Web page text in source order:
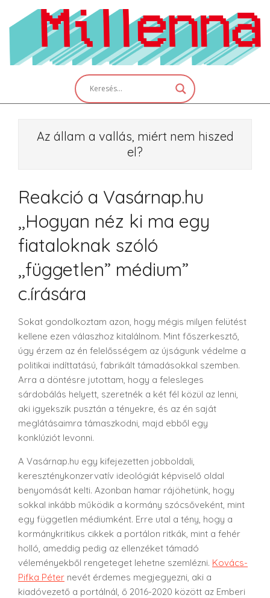
content
Az állam a vallás, miért nem hiszed
el?
Reakció a Vasárnap.hu
,,Hogyan néz ki ma egy
fiataloknak szóló
,,független” médium”
c.írására
Sokat gondolkoztam azon, hogy mégis milyen felütést
kellene ezen válaszhoz kitalálnom. Mint főszerkesztő,
úgy érzem az én felelősségem az újságunk védelme a
politikai indíttatású, fabrikált támadásokkal szemben.
Arra a döntésre jutottam, hogy a felesleges
sárdobálás helyett, szeretnék a két fél közül az lenni,
aki igyekszik pusztán a tényekre, és az én saját
meglátásaimra támaszkodni, majd ebből egy
konklúziót levonni.
A Vasárnap.hu egy kifejezetten jobboldali,
kereszténykonzervatív ideológiát képviselő oldal
benyomását kelti. Azonban hamar rájöhetünk, hogy
sokkal inkább működik a kormány szócsőveként, mint
egy független médiumként. Erre utal a tény, hogy a
kormánykritikus cikkek a portálon ritkák, mint a fehér
holló, ameddig pedig az ellenzéket támadó
véleményekből rengeteget lehetne szemlézni. Kovács-
Pifka Péter nevét érdemes megjegyezni, aki a
kiadóvezető a portálnál, ő 2016-2020 között az Emberi